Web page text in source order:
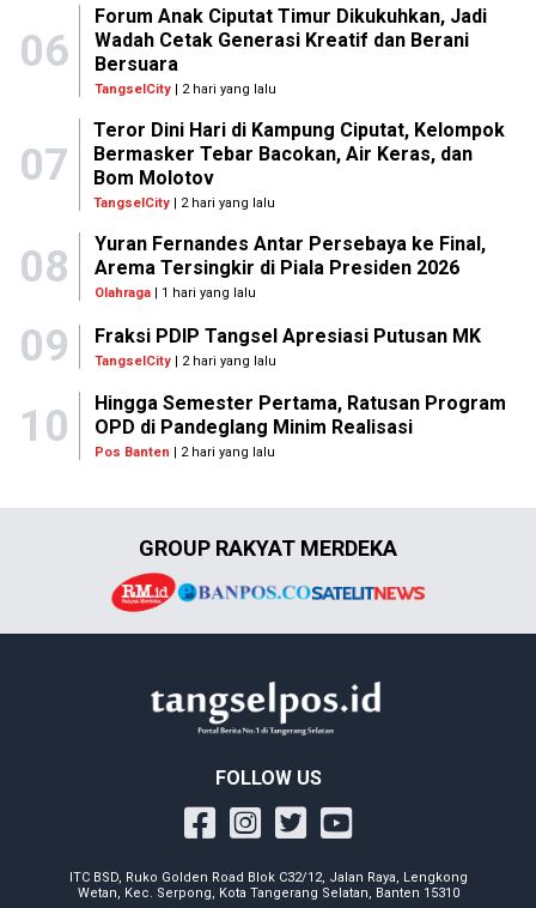
06
Forum Anak Ciputat Timur Dikukuhkan, Jadi
Wadah Cetak Generasi Kreatif dan Berani
Bersuara
TangselCity| 2 hari yang lalu
07
Teror Dini Hari di Kampung Ciputat, Kelompok
Bermasker Tebar Bacokan, Air Keras, dan
Bom Molotov
TangselCity | 2 hari yang lalu
08
Yuran Fernandes Antar Persebaya ke Final,
Arema Tersingkir di Piala Presiden 2026
Olahraga| 1 hari yang lalu
09 Fraksi PDIP Tangsel Apresiasi Putusan MK
TangselCity | 2 hari yang lalu
10
Hingga Semester Pertama, Ratusan Program
OPD di Pandeglang Minim Realisasi
Pos Banten | 2 hari yang lalu
GROUP RAKYAT MERDEKA
FOLLOW US
ITC BSD, Ruko Golden Road Blok C32/12, Jalan Raya, Lengkong
Wetan, Kec. Serpong, Kota Tangerang Selatan, Banten 15310